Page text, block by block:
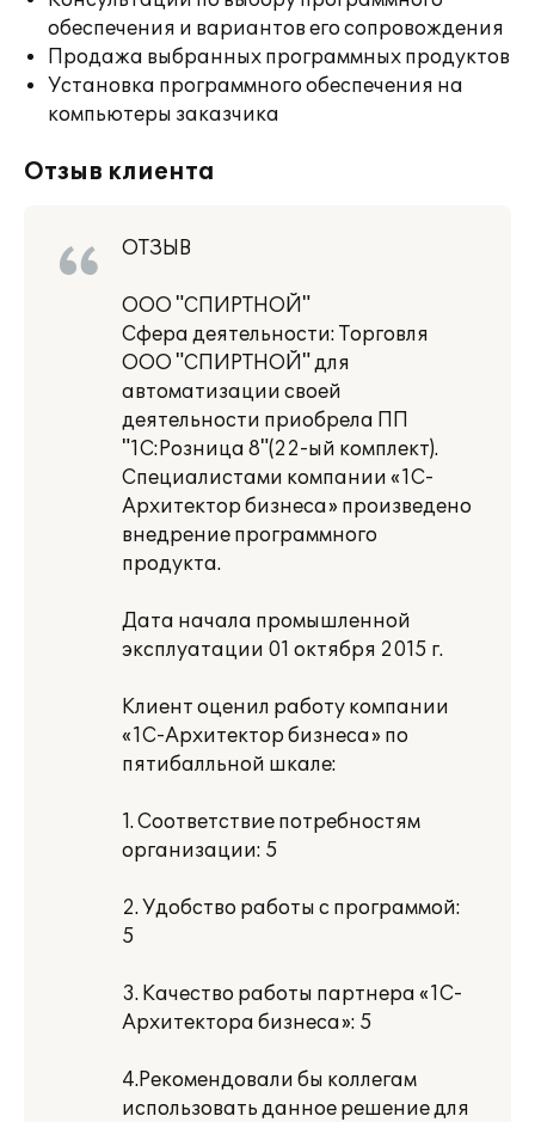
обеспечения и вариантов его сопровождения
Продажа выбранных программных продуктов
Установка программного обеспечения на
компьютеры заказчика
Отзыв клиента
ОТЗЫВ
ООО "СПИРТНОЙ"
Сфера деятельности: Торговля
ООО "СПИРТНОЙ" для
автоматизации своей
деятельности приобрела ПП
"1С:Розница 8"(22-ый комплект).
Специалистами компании «1С-
Архитектор бизнеса» произведено
внедрение программного
продукта.
Дата начала промышленной
эксплуатации 01 октября 2015 г.
Клиент оценил работу компании
«1С-Архитектор бизнеса» по
пятибалльной шкале:
1. Соответствие потребностям
организации: 5
2. Удобство работы с программой:
5
3. Качество работы партнера «1С-
Архитектора бизнеса»: 5
4.Рекомендовали бы коллегам
использовать данное решение для